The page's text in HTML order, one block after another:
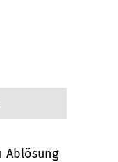
Ablösung